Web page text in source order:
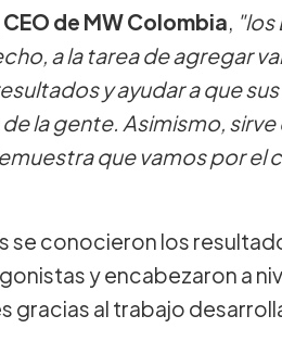
de MW Colombia, "los
a la tarea de agregar
y ayudar a que
la gente. Asimismo,
que vamos por el
se conocieron los
y encabezaron a
gracias al trabajo